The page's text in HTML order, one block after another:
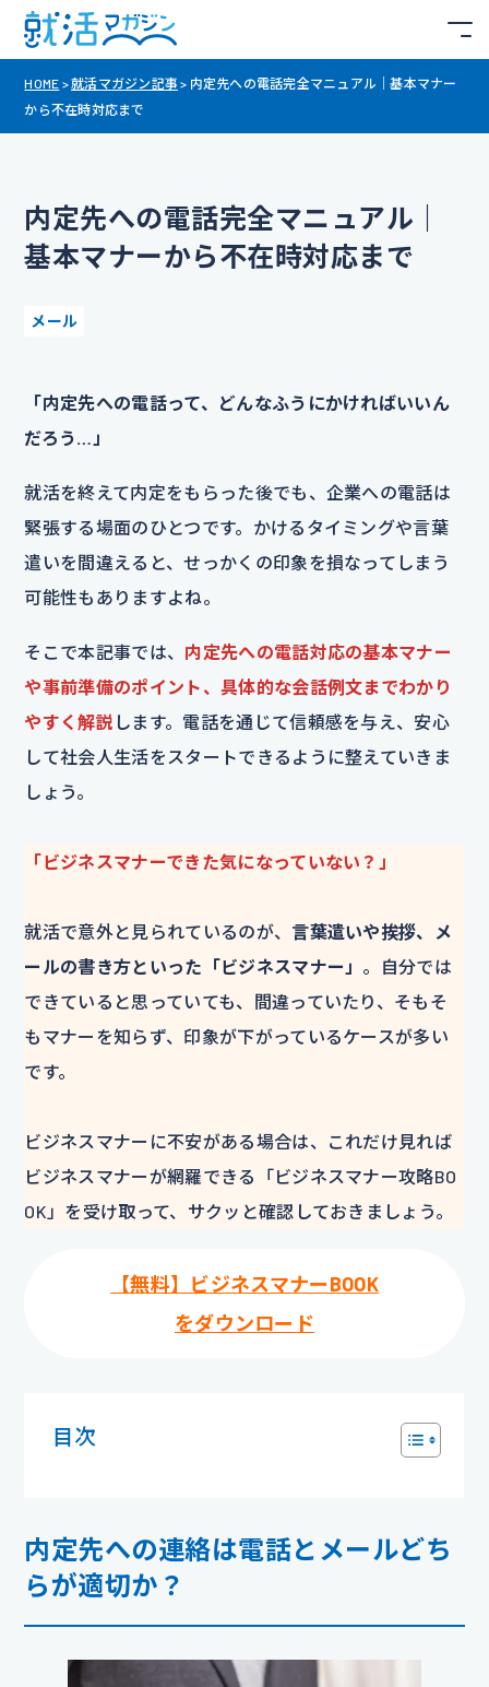
HOME >就活マガジン記事 > 内定先への電話完全マニュアル｜基本マナー
から不在時対応まで
内定先への電話完全マニュアル｜
基本マナーから不在時対応まで
メール
「内定先への電話って、どんなふうにかければいいん
だろう…」
就活を終えて内定をもらった後でも、企業への電話は
緊張する場面のひとつです。かけるタイミングや言葉
遣いを間違えると、せっかくの印象を損なってしまう
可能性もありますよね。
そこで本記事では、 内定先への電話対応の基本マナー
や事前準備のポイント、具体的な会話例文までわかり
やすく解説 します。電話を通じて信頼感を与え、安心
して社会人生活をスタートできるように整えていきま
しょう。
「ビジネスマナーできた気になっていない？」
就活で意外と見られているのが、 言葉遣いや挨拶、メ
ールの書き方といった「ビジネスマナー」 。自分では
できていると思っていても、間違っていたり、そもそ
もマナーを知らず、印象が下がっているケースが多い
です。
ビジネスマナーに不安がある場合は、これだけ見れば
ビジネスマナーが網羅できる「ビジネスマナー攻略BO
OK」を受け取って、サクッと確認しておきましょう。
【無料】ビジネスマナーBOOK
をダウンロード
目次
内定先への連絡は電話とメールどち
らが適切か？